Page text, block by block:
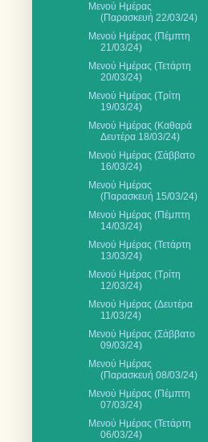
Μενού Ημέρας
(Παρασκευή 22/03/24)
Μενού Ημέρας (Πέμπτη
21/03/24)
Μενού Ημέρας (Τετάρτη
20/03/24)
Μενού Ημέρας (Τρίτη
19/03/24)
Μενού Ημέρας (Καθαρά
Δευτέρα 18/03/24)
Μενού Ημέρας (Σάββατο
16/03/24)
Μενού Ημέρας
(Παρασκευή 15/03/24)
Μενού Ημέρας (Πέμπτη
14/03/24)
Μενού Ημέρας (Τετάρτη
13/03/24)
Μενού Ημέρας (Τρίτη
12/03/24)
Μενού Ημέρας (Δευτέρα
11/03/24)
Μενού Ημέρας (Σάββατο
09/03/24)
Μενού Ημέρας
(Παρασκευή 08/03/24)
Μενού Ημέρας (Πέμπτη
07/03/24)
Μενού Ημέρας (Τετάρτη
06/03/24)